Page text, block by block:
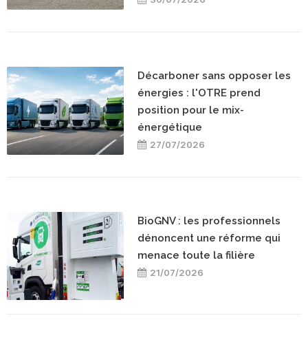
Décarboner sans opposer les
énergies : l'OTRE prend
position pour le mix-
énergétique
27/07/2026
BioGNV : les professionnels
dénoncent une réforme qui
menace toute la filière
21/07/2026